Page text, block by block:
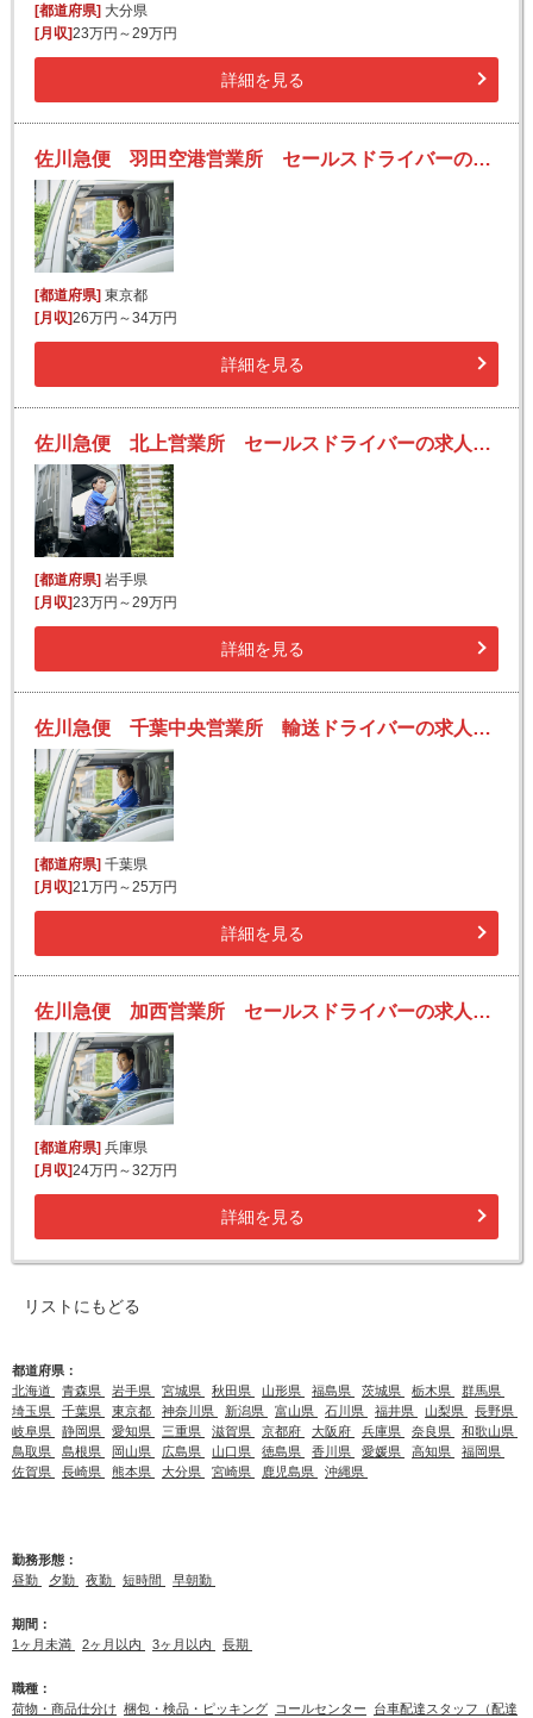
[都道府県]大分県
[月収]23万円～29万円
詳細を見る
佐川急便 羽田空港営業所 セールスドライバーの求人！安定収入と働きがい！大手の佐川急便で長期的に活躍できるチャンス♪
[都道府県]東京都
[月収]26万円～34万円
詳細を見る
佐川急便 北上営業所 セールスドライバーの求人！安定収入と働きがい！大手の佐川急便で長期的に活躍できるチャンス♪
[都道府県]岩手県
[月収]23万円～29万円
詳細を見る
佐川急便 千葉中央営業所 輸送ドライバーの求人！安定収入と働きがい！大手の佐川急便で長期的に活躍できるチャンス♪
[都道府県]千葉県
[月収]21万円～25万円
詳細を見る
佐川急便 加西営業所 セールスドライバーの求人！安定収入と働きがい！大手の佐川急便で長期的に活躍できるチャンス♪
[都道府県] 兵庫県
[月収]24万円～32万円
詳細を見る
リストにもどる
都道府県：
北海道
青森県 岩手県 宮城県 秋田県 山形県 福島県 茨城県 栃木県
群馬県
埼玉県
千葉県 東京都 神奈川県 新潟県 富山県 石川県 福井県 山梨県
長野県
岐阜県
静岡県 愛知県 三重県 滋賀県 京都府 大阪府 兵庫県 奈良県
和歌山県
鳥取県
島根県 岡山県 広島県 山口県 徳島県 香川県 愛媛県 高知県
福岡県
佐賀県
長崎県 熊本県 大分県 宮崎県 鹿児島県 沖縄県
勤務形態：
昼勤
夕勤 夜勤 短時間 早朝勤
期間：
1ヶ月未満
2ヶ月以内 3ヶ月以内 長期
職種：
荷物・商品仕分け 梱包・検品・ピッキング コールセンター 台車配達スタッフ（配達